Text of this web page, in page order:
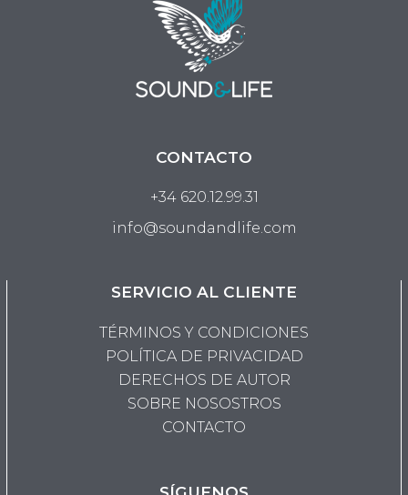
CONTACTO
+34 620.12.99.31
info@soundandlife.com
SERVICIO AL CLIENTE
TÉRMINOS Y CONDICIONES
POLÍTICA DE PRIVACIDAD
DERECHOS DE AUTOR
SOBRE NOSOSTROS
CONTACTO